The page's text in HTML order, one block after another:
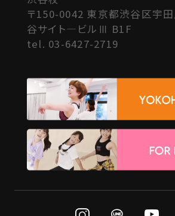
〒150-0042 東京都渋谷区宇
谷サイト―ビルⅢ B1F
tel. 03-6427-2719